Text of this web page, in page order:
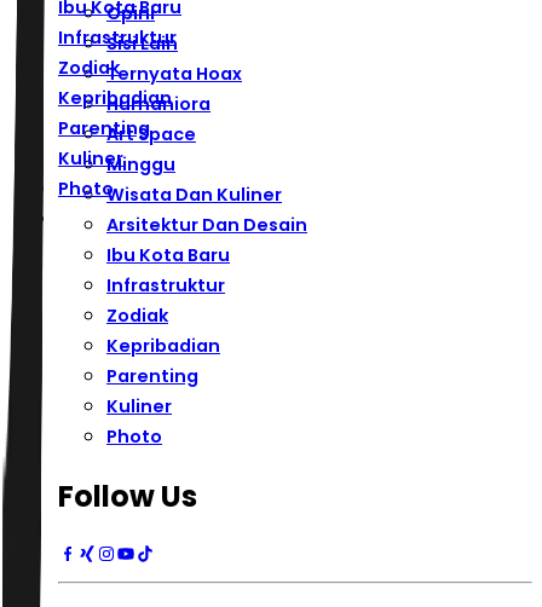
Ibu Kota Baru
Infrastruktur
Zodiak
Kepribadian
Parenting
Kuliner
Photo
Opini
Sisi Lain
Ternyata Hoax
Humaniora
Art Space
Minggu
Wisata Dan Kuliner
Arsitektur Dan Desain
Ibu Kota Baru
Infrastruktur
Zodiak
Kepribadian
Parenting
Kuliner
Photo
Follow Us